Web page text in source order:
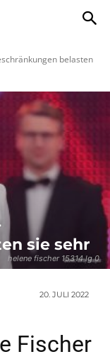
belasten
helene fischer 15314 lg 0
sie sehr
20. JULI 2022
Fischer